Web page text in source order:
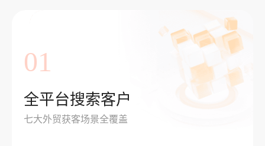
01
全平台搜索客户
七大外贸获客场景全覆盖